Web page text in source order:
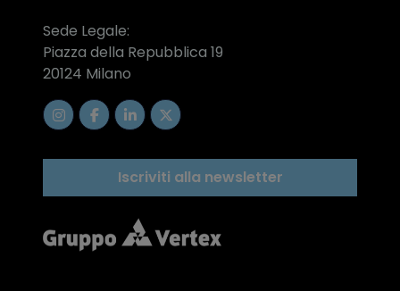
Sede Legale:
Piazza della Repubblica 19
20124 Milano
Iscriviti alla newsletter